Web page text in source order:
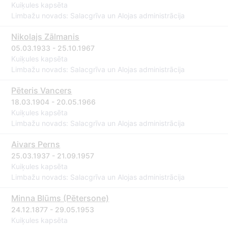
Kuiķules kapsēta
Limbažu novads: Salacgrīva un Alojas administrācija
Nikolajs Zālmanis
05.03.1933 - 25.10.1967
Kuiķules kapsēta
Limbažu novads: Salacgrīva un Alojas administrācija
Pēteris Vancers
18.03.1904 - 20.05.1966
Kuiķules kapsēta
Limbažu novads: Salacgrīva un Alojas administrācija
Aivars Perns
25.03.1937 - 21.09.1957
Kuiķules kapsēta
Limbažu novads: Salacgrīva un Alojas administrācija
Minna Blūms (Pētersone)
24.12.1877 - 29.05.1953
Kuiķules kapsēta